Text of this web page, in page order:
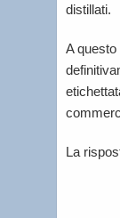
distillati.
A questo
La